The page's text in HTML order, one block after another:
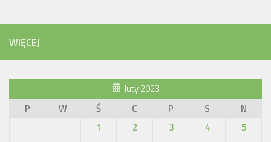
WIĘCEJ
luty 2023
P
W Ś C P S
N
1
2 3 4
5